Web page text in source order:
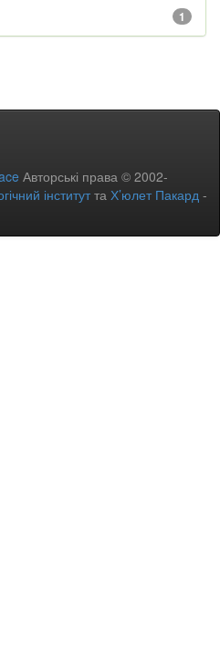
1
Авторські права © 2002-
інститутта Х’юлет Пакард -